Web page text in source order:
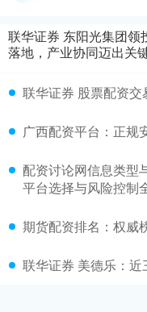
联华证券 东阳光集团领
落地，产业协同迈出关
联华证券 股票配资
广西配资平台：正规
配资讨论网信息类型
平台选择与风险控制
期货配资排名：权威
联华证券 美德乐：